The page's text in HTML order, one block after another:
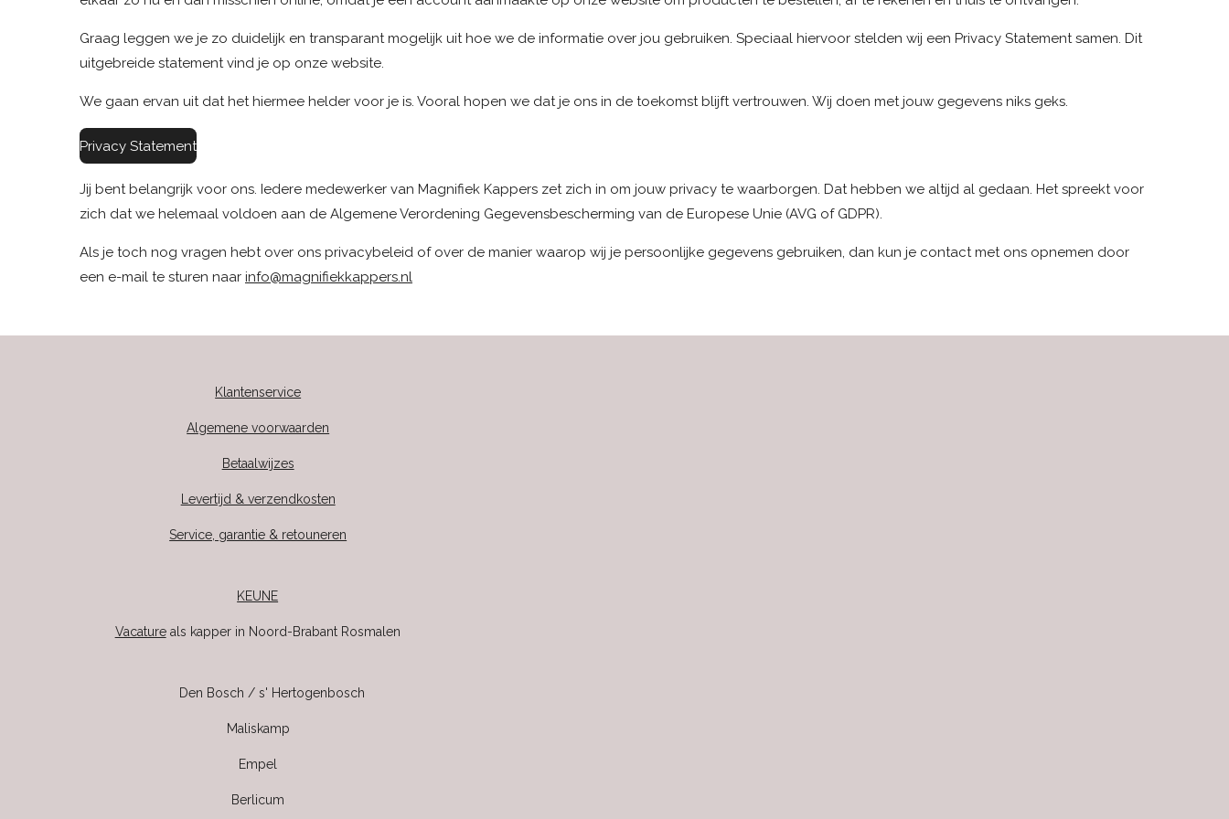
Graag leggen we je zo duidelijk en transparant mogelijk uit hoe we de informatie over jou gebruiken. Speciaal hiervoor stelden wij een Privacy Statement samen. Dit
uitgebreide statement vind je op onze website.
We gaan ervan uit dat het hiermee helder voor je is. Vooral hopen we dat je ons in de toekomst blijft vertrouwen. Wij doen met jouw gegevens niks geks.
Privacy Statement
Jij bent belangrijk voor ons. Iedere medewerker van Magnifiek Kappers zet zich in om jouw privacy te waarborgen. Dat hebben we altijd al gedaan. Het spreekt voor
zich dat we helemaal voldoen aan de Algemene Verordening Gegevensbescherming van de Europese Unie (AVG of GDPR).
Als je toch nog vragen hebt over ons privacybeleid of over de manier waarop wij je persoonlijke gegevens gebruiken, dan kun je contact met ons opnemen door
een e-mail te sturen naar info@magnifiekkappers.nl
Klantenservice
Algemene voorwaarden
Betaalwijzes
Levertijd & verzendkosten
Service, garantie & retouneren
KEUNE
Vacatureals kapper in Noord-Brabant Rosmalen
Den Bosch / s' Hertogenbosch
Maliskamp
Empel
Berlicum